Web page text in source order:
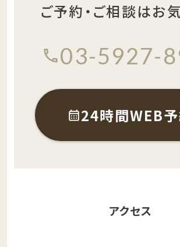
ご予約・ご相談はお
03-5927-
24時間WEB
アクセス